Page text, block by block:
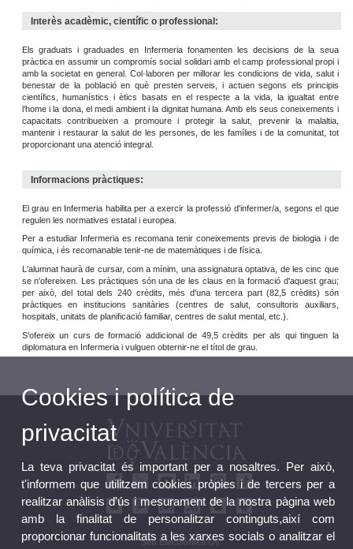
Interès acadèmic, científic o professional:
Els graduats i graduades en Infermeria fonamenten les decisions de la seua
pràctica en assumir un compromís social solidari amb el camp professional propi i
amb la societat en general. Col·laboren per millorar les condicions de vida, salut i
benestar de la població en què presten serveis, i actuen segons els principis
científics, humanístics i ètics basats en el respecte a la vida, la igualtat entre
l’home i la dona, el medi ambient i la dignitat humana. Amb els seus coneixements i
capacitats contribueixen a promoure i protegir la salut, prevenir la malaltia,
mantenir i restaurar la salut de les persones, de les famílies i de la comunitat, tot
proporcionant una atenció integral.
Informacions pràctiques:
El grau en Infermeria habilita per a exercir la professió d'infermer/a, segons el que
regulen les normatives estatal i europea.
Per a estudiar Infermeria es recomana tenir coneixements previs de biologia i de
química, i és recomanable tenir-ne de matemàtiques i de física.
L'alumnat haurà de cursar, com a mínim, una assignatura optativa, de les cinc que
se n'ofereixen. Les pràctiques són una de les claus en la formació d'aquest grau;
per això, del total dels 240 crèdits, més d'una tercera part (82,5 crèdits) són
pràctiques en institucions sanitàries (centres de salut, consultoris auxiliars,
hospitals, unitats de planificació familiar, centres de salut mental, etc.).
S'ofereix un curs de formació addicional de 49,5 crèdits per als qui tinguen la
diplomatura en Infermeria i vulguen obternir-ne el títol de grau.
Seu Electrònica UV
Cookies i política de
privacitat
La teva privacitat és important per a nosaltres. Per això,
t'informem que utilitzem cookies pròpies i de tercers per a
realitzar anàlisis d'ús i mesurament de la nostra pàgina web
amb la finalitat de personalitzar continguts,així com
proporcionar funcionalitats a les xarxes socials o analitzar el